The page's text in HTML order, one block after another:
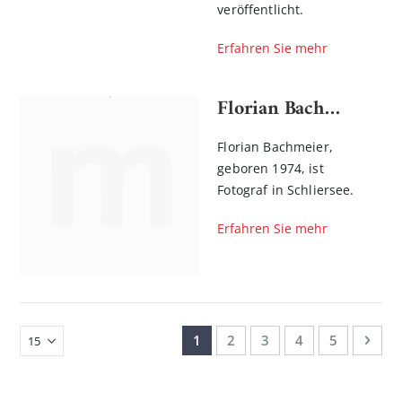
veröffentlicht.
Erfahren Sie mehr
Florian Bachmeier
Florian Bachmeier,
geboren 1974, ist
Fotograf in Schliersee.
Erfahren Sie mehr
Seite
Sie lesen gerade Seite
1 Seite
2 Seite
3 Seite
4 Seite
5 Seite